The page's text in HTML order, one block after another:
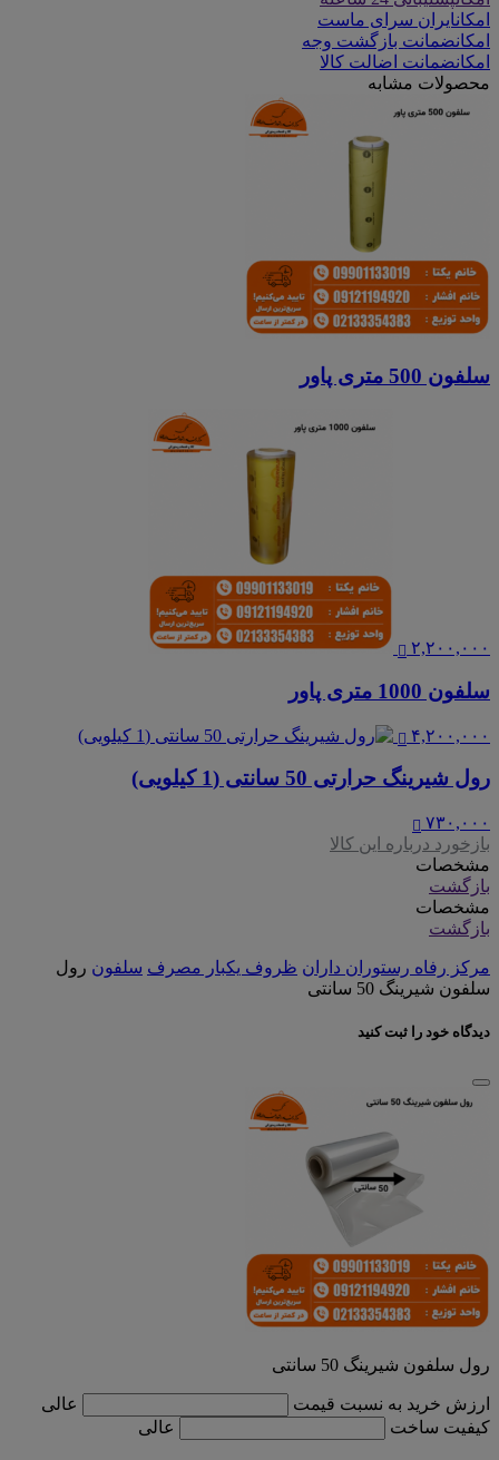
امکانایران سرای ماست
امکانضمانت بازگشت وجه
امکانضمانت اضالت کالا
محصولات مشابه
سلفون 500 متری پاور
۲,۲۰۰,۰۰۰
سلفون 1000 متری پاور
۴,۲۰۰,۰۰۰
رول شیرینگ حرارتی 50 سانتی (1 کیلویی)
۷۳۰,۰۰۰
بازخورد درباره این کالا
مشخصات
بازگشت
مشخصات
بازگشت
مرکز رفاه رستوران داران ظروف یکبار مصرف سلفون رول
سلفون شیرینگ 50 سانتی
دیدگاه خود را ثبت کنید
رول سلفون شیرینگ 50 سانتی
ارزش خرید به نسبت قیمت
عالی
کیفیت ساخت
عالی